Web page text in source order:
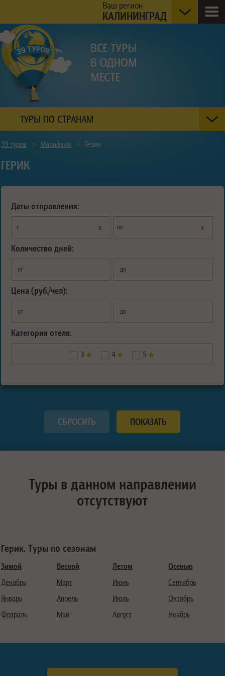
Ваш регион
КАЛИНИНГРАД
ТУРЫ ПО СТРАНАМ
39 туров > Малайзия > Герик
ГЕРИК
Даты отправления:
с х по х
Количество дней:
от до
Цена (руб./чел):
от до
Категория отеля:
3 4 5
Туры в данном направлении
отсутствуют
Герик. Туры по сезонам
Зимой
Декабрь
Январь
Февраль
Весной
Март
Апрель
Май
Летом
Июнь
Июль
Август
Осенью
Сентябрь
Октябрь
Ноябрь